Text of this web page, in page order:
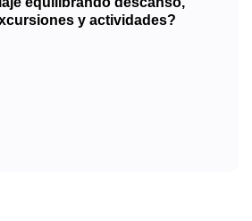
y actividades?